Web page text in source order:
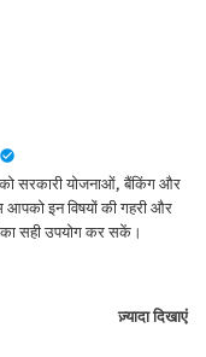
को सरकारी योजनाओं, बैंकिंग और
इन विषयों की गहरी और
सही उपयोग कर सकें।
ज़्यादा दिखाएं